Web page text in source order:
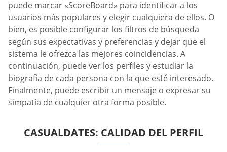
puede marcar «ScoreBoard» para identificar a los
usuarios más populares y elegir cualquiera de ellos. O
bien, es posible configurar los filtros de búsqueda
según sus expectativas y preferencias y dejar que el
sistema le ofrezca las mejores coincidencias. A
continuación, puede ver los perfiles y estudiar la
biografía de cada persona con la que esté interesado.
Finalmente, puede escribir un mensaje o expresar su
simpatía de cualquier otra forma posible.
СASUALDATES: CALIDAD DEL PERFIL